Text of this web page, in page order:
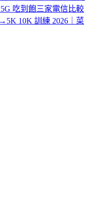
5G 吃到飽三家電信比較
→ 5K 10K 訓練 2026｜菜